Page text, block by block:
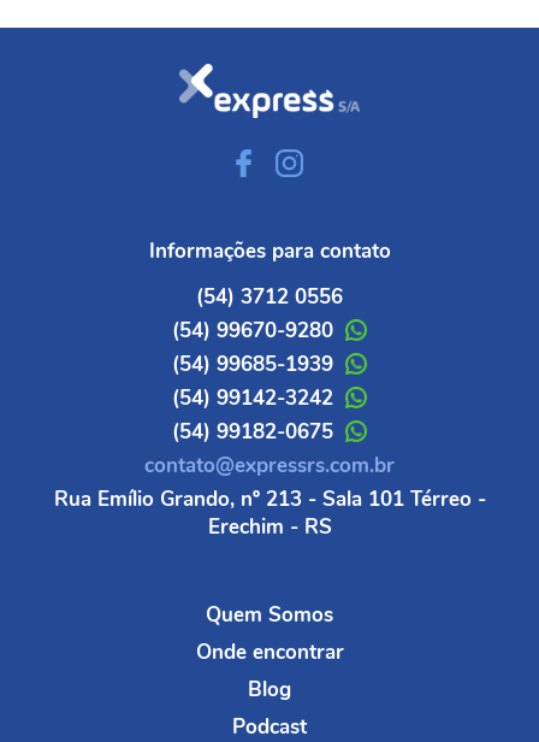
Informações para contato
(54) 3712 0556
(54) 99670-9280
(54) 99685-1939
(54) 99142-3242
(54) 99182-0675
contato@expressrs.com.br
Rua Emílio Grando, nº 213 - Sala 101 Térreo -
Erechim - RS
Quem Somos
Onde encontrar
Blog
Podcast